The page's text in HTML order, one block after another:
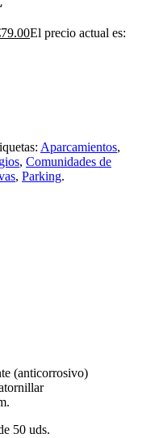
79.00El precio actual es:
Aparcamientos,
, Comunidades de
, Parking.
(anticorrosivo)
50 uds.